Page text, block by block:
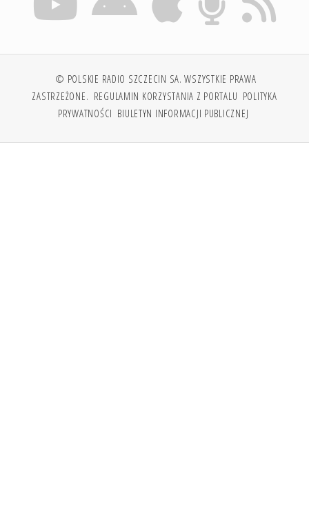
© POLSKIE RADIO SZCZECIN SA. WSZYSTKIE PRAWA
ZASTRZEŻONE. REGULAMIN KORZYSTANIA Z PORTALU POLITYKA
PRYWATNOŚCI BIULETYN INFORMACJI PUBLICZNEJ